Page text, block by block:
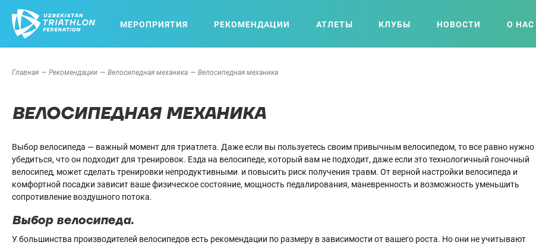
МЕРОПРИЯТИЯ РЕКОМЕНДАЦИИ АТЛЕТЫ КЛУБЫ НОВОСТИ О НАС
Главная Рекомендации Велосипедная механика Велосипедная механика
ВЕЛОСИПЕДНАЯ МЕХАНИКА
Выбор велосипеда — важный момент для триатлета. Даже если вы пользуетесь своим привычным велосипедом, то все равно нужно
убедиться, что он подходит для тренировок. Езда на велосипеде, который вам не подходит, даже если это технологичный гоночный
велосипед, может сделать тренировки непродуктивными и повысить риск получения травм. От верной настройки велосипеда и
комфортной посадки зависит ваше физическое состояние, мощность педалирования, маневренность и возможность уменьшить
сопротивление воздушного потока.
Выбор велосипеда.
У большинства производителей велосипедов есть рекомендации по размеру в зависимости от вашего роста. Но они не учитывают